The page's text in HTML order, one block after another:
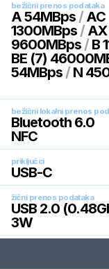
bežični prenos podataka
A 54MBps / AC
1300MBps /
9600MBps / B
BE (7)
54MBps / N
bežični lokalni prenos
Bluetooth 6.0
NFC
priključci
USB-C
žični prenos podataka
USB 2.0
3W